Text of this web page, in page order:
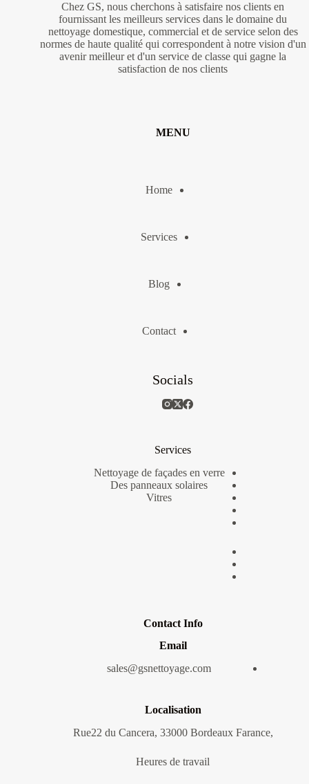
Chez GS, nous cherchons à satisfaire nos clients en
fournissant les meilleurs services dans le domaine du
nettoyage domestique, commercial et de service selon des
normes de haute qualité qui correspondent à notre vision d'un
avenir meilleur et d'un service de classe qui gagne la
satisfaction de nos clients
MENU
Home
Services
Blog
Contact
Socials
Services
Nettoyage de façades en verre
Des panneaux solaires
Vitres
Contact Info
Email
sales@gsnettoyage.com
Localisation
,Rue22 du Cancera, 33000 Bordeaux Farance
Heures de travail